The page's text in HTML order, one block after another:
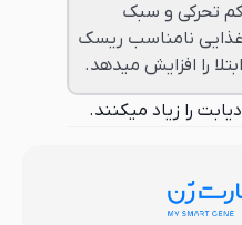
کم تحرکی و سبک
غذایی نامناسب ریسک
ابتلا را افزایش میدهد.
را زیاد میکنند.